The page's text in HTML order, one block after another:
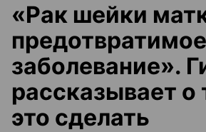
«Рак шейки
предотвратимое
заболевание».
рассказывает о
это сделать